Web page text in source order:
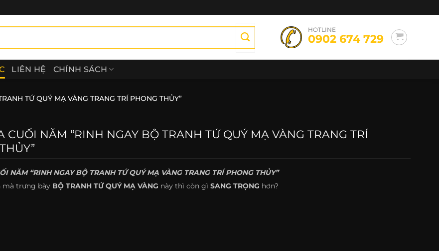
HOTLINE
0902 674 729
LIÊN HỆ CHÍNH SÁCH
TỨ QUÝ MẠ VÀNG TRANG TRÍ PHONG THỦY”
CUỐI NĂM “RINH NGAY BỘ TRANH TỨ QUÝ MẠ VÀNG TRANG TRÍ
NĂM “RINH NGAY BỘ TRANH TỨ QUÝ MẠ VÀNG TRANG TRÍ PHONG THỦY”
mà trưng bày BỘ TRANH TỨ QUÝ MẠ VÀNG này thì còn gìSANG TRỌNG hơn?